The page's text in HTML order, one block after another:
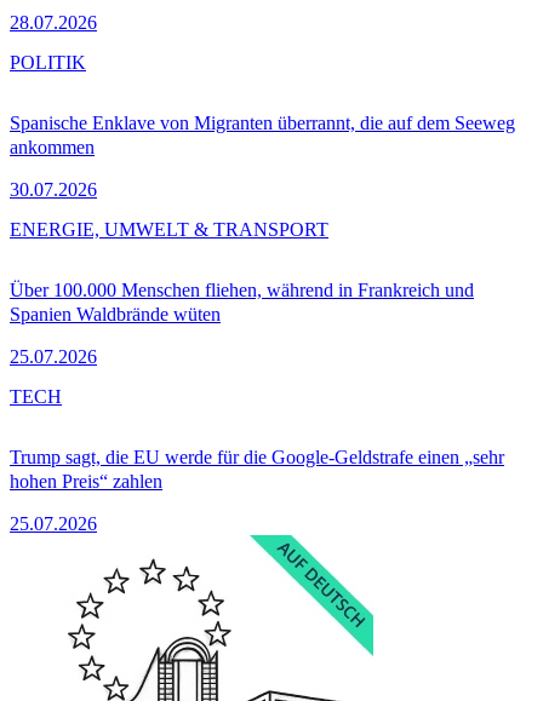
28.07.2026
Spanische Enklave von Migranten überrannt, die auf dem Seeweg
ankommen
30.07.2026
POLITIK
Über 100.000 Menschen fliehen, während in Frankreich und
Spanien Waldbrände wüten
25.07.2026
ENERGIE, UMWELT & TRANSPORT
Trump sagt, die EU werde für die Google-Geldstrafe einen „sehr
hohen Preis“ zahlen
25.07.2026
TECH